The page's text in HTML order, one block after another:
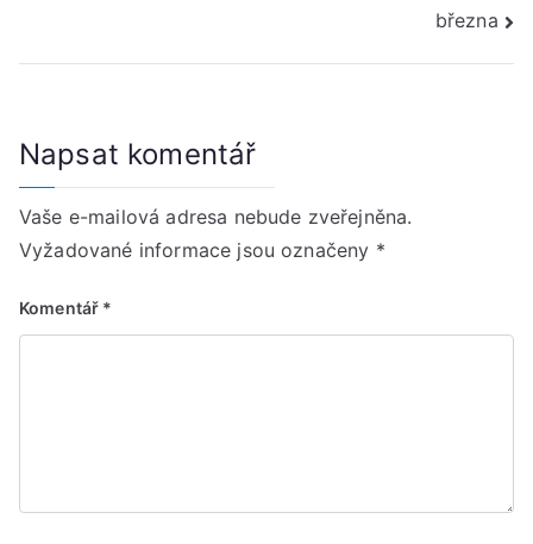
března
Napsat komentář
Vaše e-mailová adresa nebude zveřejněna.
Vyžadované informace jsou označeny *
Komentář *